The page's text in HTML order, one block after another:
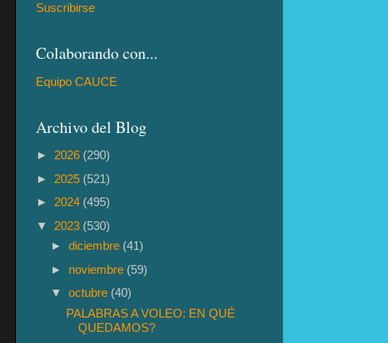
Suscribirse
Colaborando con...
Equipo CAUCE
Archivo del Blog
► 2026 (290)
► 2025 (521)
► 2024 (495)
▼ 2023 (530)
►diciembre (41)
► noviembre (59)
▼octubre (40)
PALABRAS A VOLEO: EN QUÉ
QUEDAMOS?